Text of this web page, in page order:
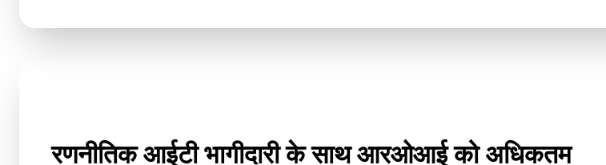
रणनीतिक आईटी भागीदारी के साथ आरओआई को अधिकतम